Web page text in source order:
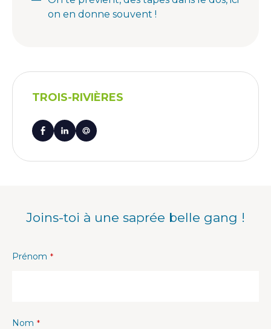
on en donne souvent !
TROIS-RIVIÈRES
Joins-toi à une saprée belle gang !
Prénom *
Nom *